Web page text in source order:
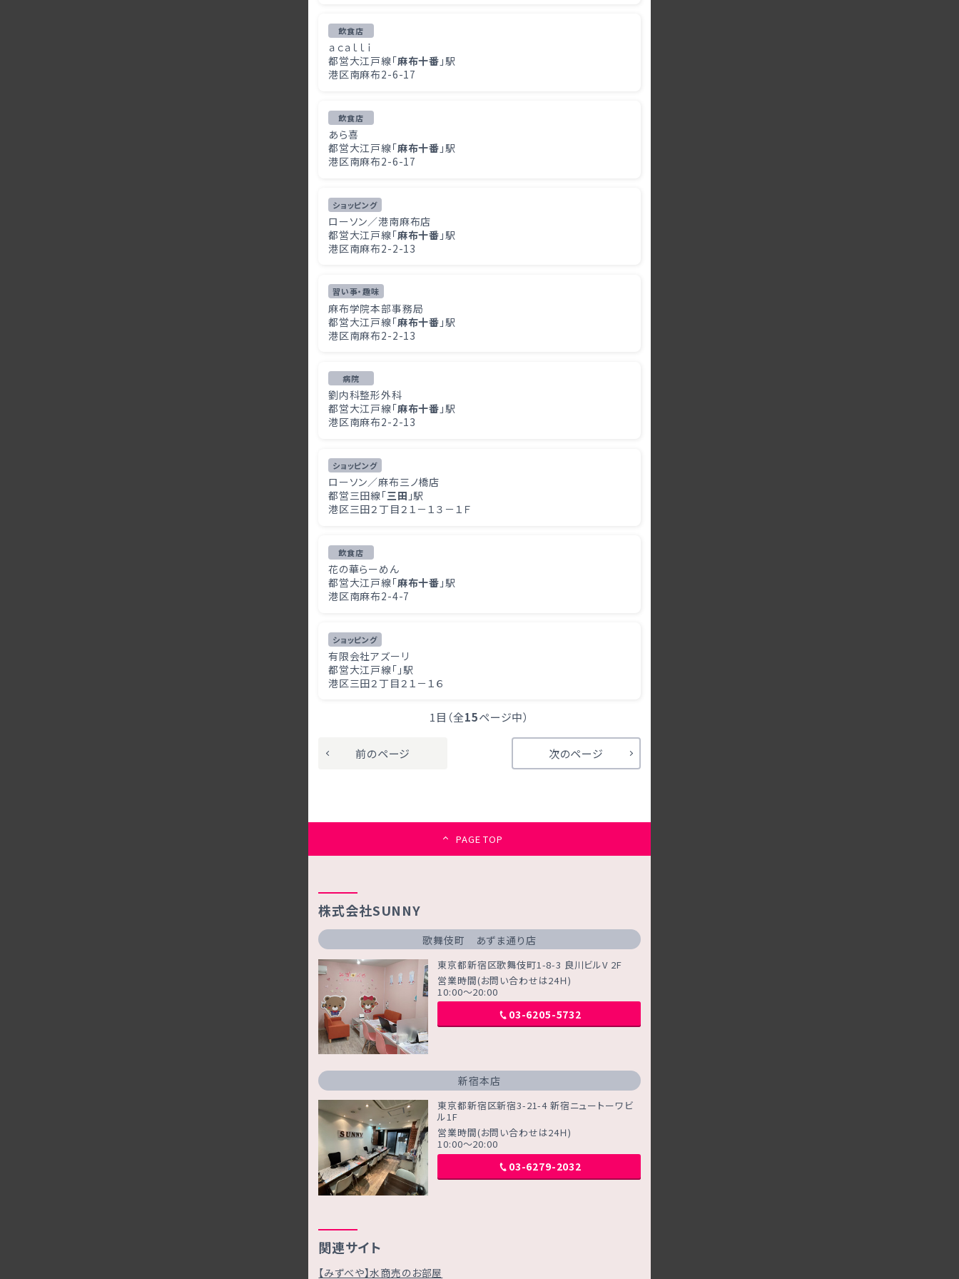
飲食店
ａｃａｌｌｉ
都営大江戸線「麻布十番 」駅
港区南麻布2-6-17
飲食店
あら喜
都営大江戸線「麻布十番 」駅
港区南麻布2-6-17
ショッピング
ローソン／港南麻布店
都営大江戸線「麻布十番 」駅
港区南麻布2-2-13
習い事・趣味
麻布学院本部事務局
都営大江戸線「麻布十番 」駅
港区南麻布2-2-13
病院
劉内科整形外科
都営大江戸線「麻布十番 」駅
港区南麻布2-2-13
ショッピング
ローソン／麻布三ノ橋店
都営三田線「三田 」駅
港区三田２丁目２１－１３－１Ｆ
飲食店
花の華らーめん
都営大江戸線「麻布十番 」駅
港区南麻布2-4-7
ショッピング
有限会社アズーリ
都営大江戸線「 」駅
港区三田２丁目２１－１６
1目（全15ページ中）
前のページ 次のページ
PAGE TOP
株式会社SUNNY
歌舞伎町 あずま通り店
東京都新宿区歌舞伎町1-8-3 良川ビルV 2F
営業時間(お問い合わせは24Ｈ)
10:00～20:00
03-6205-5732
新宿本店
東京都新宿区新宿3-21-4 新宿ニュートーワビ
ル1F
営業時間(お問い合わせは24Ｈ)
10:00～20:00
03-6279-2032
関連サイト
【みずべや】水商売のお部屋